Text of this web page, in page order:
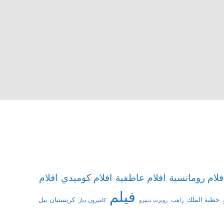
رومانسية افلام عاطفية افلام كوميدي افلام
خطبة الملك راهب روبرت دينيرو فيلم كاميرون دياز كريستيان بيل